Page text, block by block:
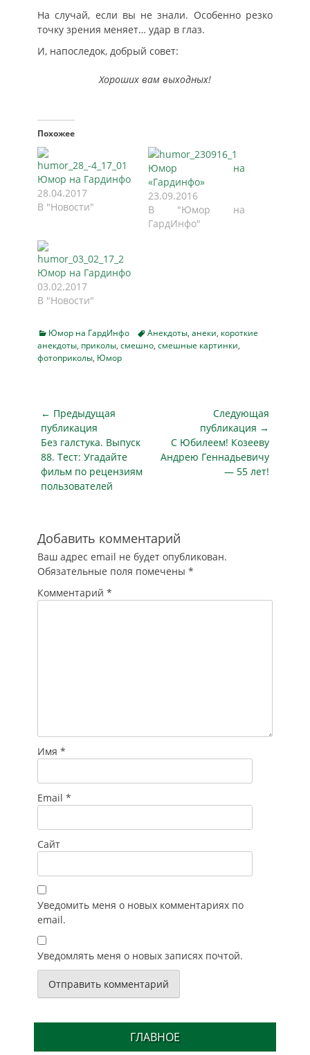
На случай, если вы не знали. Особенно резко
точку зрения меняет… удар в глаз.
И, напоследок, добрый совет:
Хороших вам выходных!
Похожее
Юмор на Гардинфо
28.04.2017
В "Новости"
Юмор на
«Гардинфо»
23.09.2016
В "Юмор на
ГардИнфо"
Юмор на Гардинфо
03.02.2017
В "Новости"
Categories
Юмор на ГардИнфо TagsАнекдоты, анеки, короткие
анекдоты, приколы, смешно, смешные картинки,
фотоприколы, Юмор
Навигация
по
записям
← Предыдущая
публикация
Предыдущая
публикация
Без галстука. Выпуск
88. Тест: Угадайте
фильм по рецензиям
пользователей
Следующая
публикация →
Следующая
публикация
С Юбилеем! Козееву
Андрею Геннадьевичу
— 55 лет!
Добавить комментарий
Ваш адрес email не будет опубликован.
Обязательные поля помечены *
Комментарий *
Имя *
Email *
Сайт
Уведомить меня о новых комментариях по
email.
Уведомлять меня о новых записях почтой.
ГЛАВНОЕ